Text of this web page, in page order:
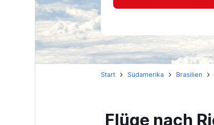
Start Südamerika Brasilien
Flüge nach